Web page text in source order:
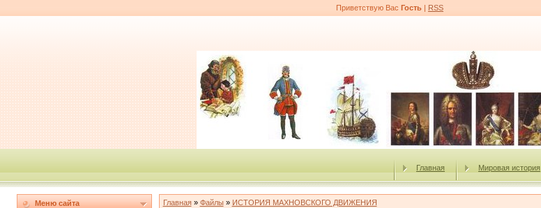
Приветствую Вас Гость | RSS
Главная Мировая история
Меню сайта Главная» Файлы» ИСТОРИЯ МАХНОВСКОГО ДВИЖЕНИЯ